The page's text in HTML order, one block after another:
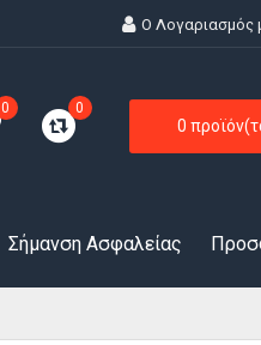
Ο Λογαριασμός
0 0
0
Σήμανση Ασφαλείας